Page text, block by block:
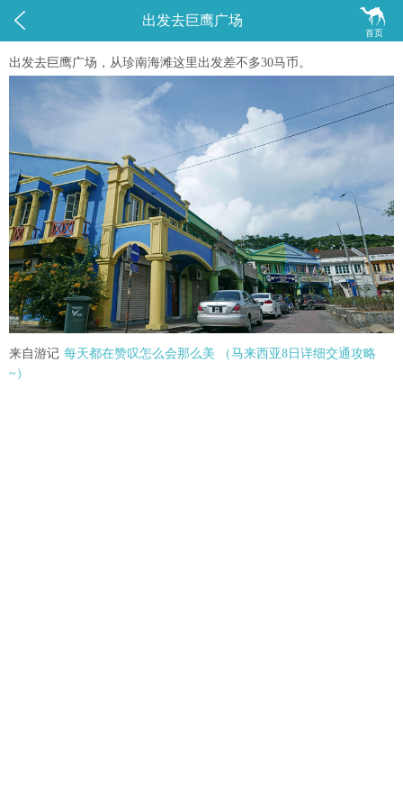
 
首页
出发去巨鹰广场
出发去巨鹰广场，从珍南海滩这里出发差不多30马币。
来自游记 每天都在赞叹怎么会那么美 （马来西亚8日详细交通攻略
~）